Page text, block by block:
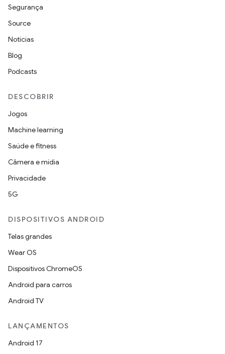
Segurança
Source
Notícias
Blog
Podcasts
DESCOBRIR
Jogos
Machine learning
Saúde e fitness
Câmera e mídia
Privacidade
5G
DISPOSITIVOS ANDROID
Telas grandes
Wear OS
Dispositivos ChromeOS
Android para carros
Android TV
LANÇAMENTOS
Android 17